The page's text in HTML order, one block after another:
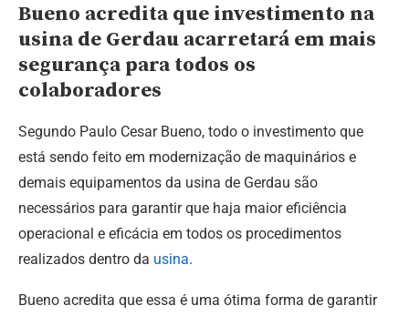
Bueno acredita que investimento na
usina de Gerdau acarretará em mais
segurança para todos os
colaboradores
Segundo Paulo Cesar Bueno, todo o investimento que
está sendo feito em modernização de maquinários e
demais equipamentos da usina de Gerdau são
necessários para garantir que haja maior eficiência
operacional e eficácia em todos os procedimentos
realizados dentro da usina.
Bueno acredita que essa é uma ótima forma de garantir